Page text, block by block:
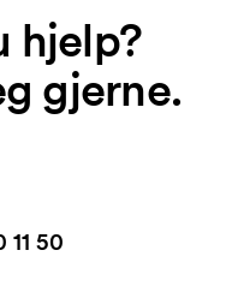
hjelp?
gjerne.
11 50